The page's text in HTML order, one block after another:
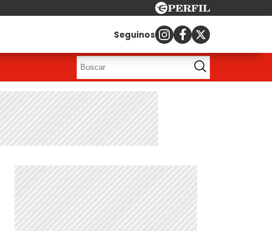
Seguinos